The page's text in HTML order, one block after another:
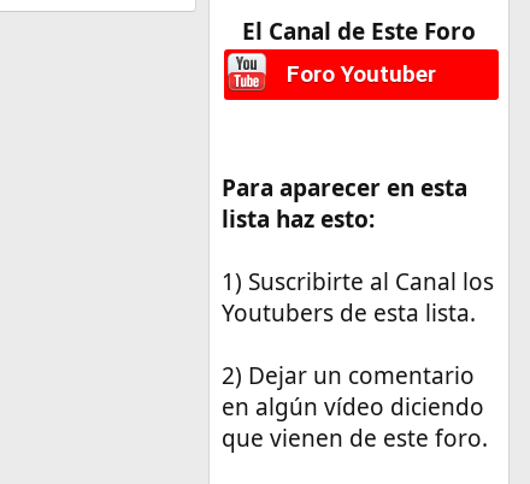
El Canal de Este Foro
Foro Youtuber
Para aparecer en esta
lista haz esto:
1) Suscribirte al Canal los
Youtubers de esta lista.
2) Dejar un comentario
en algún vídeo diciendo
que vienen de este foro.